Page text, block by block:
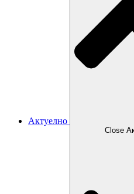
Актуелно
Close